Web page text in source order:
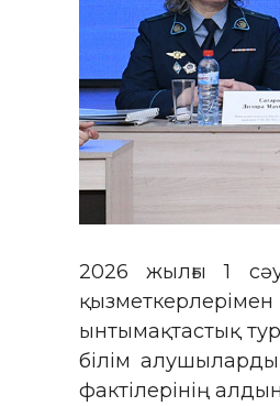
2026 жылғы 1
ынтымақтастық
білім
фактілерінің